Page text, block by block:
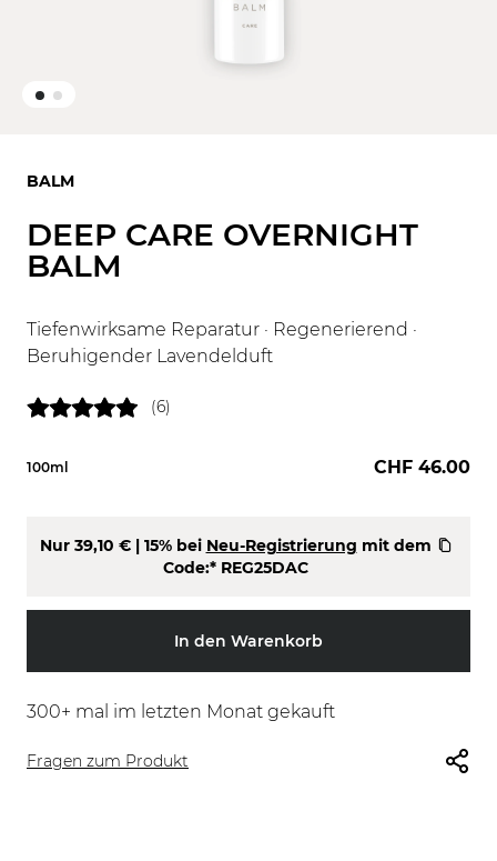
BALM
DEEP CARE OVERNIGHT
BALM
Tiefenwirksame Reparatur · Regenerierend ·
Beruhigender Lavendelduft
(6)
100ml CHF 46.00
Nur 39,10 €| 15% bei Neu-Registrierung mit dem
Code:* REG25DAC
In den Warenkorb
300+ mal im letzten Monat gekauft
Fragen zum Produkt